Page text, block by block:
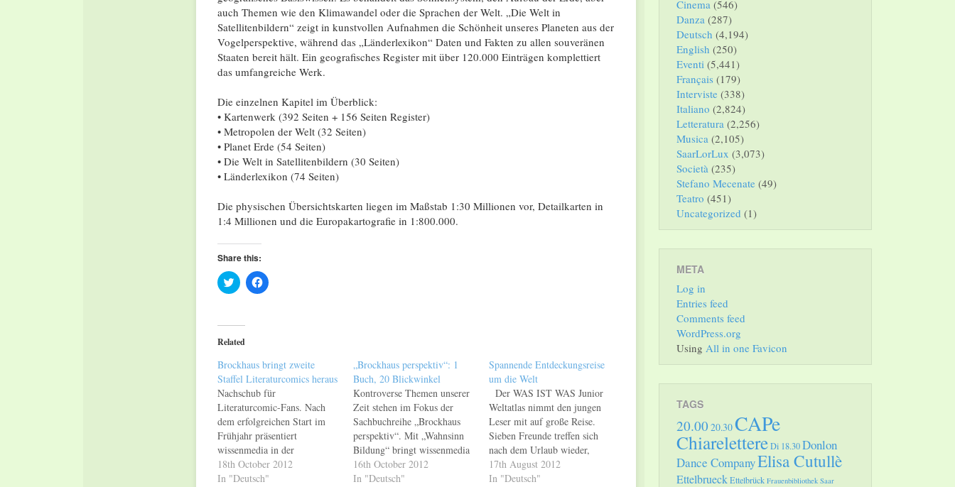
auch Themen wie den Klimawandel oder die Sprachen der Welt. „Die Welt in
Satellitenbildern“ zeigt in kunstvollen Aufnahmen die Schönheit unseres Planeten aus der
Vogelperspektive, während das „Länderlexikon“ Daten und Fakten zu allen souveränen
Staaten bereit hält. Ein geografisches Register mit über 120.000 Einträgen komplettiert
das umfangreiche Werk.
Die einzelnen Kapitel im Überblick:
• Kartenwerk (392 Seiten + 156 Seiten Register)
• Metropolen der Welt (32 Seiten)
• Planet Erde (54 Seiten)
• Die Welt in Satellitenbildern (30 Seiten)
• Länderlexikon (74 Seiten)
Die physischen Übersichtskarten liegen im Maßstab 1:30 Millionen vor, Detailkarten in
1:4 Millionen und die Europakartografie in 1:800.000.
Share this:
Click
to
(Opens
in
new
Click
to
Related
Brockhaus bringt zweite
Staffel Literaturcomics heraus
Nachschub für
Literaturcomic-Fans. Nach
dem erfolgreichen Start im
Frühjahr präsentiert
wissenmedia in der
inmediaONE] GmbH die
zweite Staffel der „Brockhaus
18th October 2012
In "Deutsch"
„Brockhaus perspektiv“: 1
Buch, 20 Blickwinkel
Kontroverse Themen unserer
Zeit stehen im Fokus der
Sachbuchreihe „Brockhaus
perspektiv“. Mit „Wahnsinn
Bildung“ bringt wissenmedia
in der inmediaONE] einen
neuen Titel mit
16th October 2012
In "Deutsch"
Spannende Entdeckungsreise
um die Welt
Der WAS IST WAS Junior
Weltatlas nimmt den jungen
Leser mit auf große Reise.
Sieben Freunde treffen sich
nach dem Urlaub wieder,
jeder war in einem anderen
Land. Nach einer kurzen
17th August 2012
In "Deutsch"
Cinema (546)
Danza (287)
Deutsch (4,194)
English (250)
Eventi (5,441)
Français (179)
Interviste (338)
Italiano (2,824)
Letteratura (2,256)
Musica (2,105)
SaarLorLux (3,073)
Società (235)
Stefano Mecenate (49)
Teatro (451)
Uncategorized (1)
META
Log in
Entries feed
Comments feed
WordPress.org
Using All in one Favicon
TAGS
20.00 20.30CAPe
ChiarelettereDi 18.30Donlon
Dance CompanyElisa Cutullè
EttelbrueckEttelbrück Frauenbibliothek Saar